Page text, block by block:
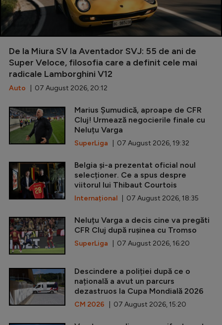
De la Miura SV la Aventador SVJ: 55 de ani de
Super Veloce, filosofia care a definit cele mai
radicale Lamborghini V12
Auto | 07 August 2026, 20:12
Marius Șumudică, aproape de CFR
Cluj! Urmează negocierile finale cu
Neluțu Varga
SuperLiga | 07 August 2026, 19:32
Belgia și-a prezentat oficial noul
selecționer. Ce a spus despre
viitorul lui Thibaut Courtois
Internațional | 07 August 2026, 18:35
Neluțu Varga a decis cine va pregăti
CFR Cluj după rușinea cu Tromso
SuperLiga | 07 August 2026, 16:20
Descindere a poliției după ce o
națională a avut un parcurs
dezastruos la Cupa Mondială 2026
CM 2026 | 07 August 2026, 15:20